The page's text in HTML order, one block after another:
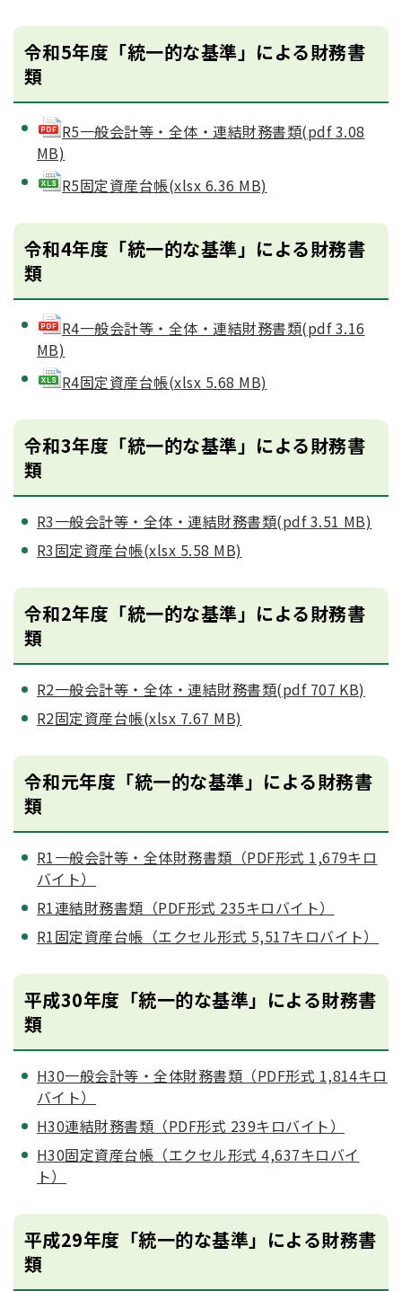
令和5年度「統一的な基準」による財務書
類
R5一般会計等・全体・連結財務書類(pdf 3.08
MB)
R5固定資産台帳(xlsx 6.36 MB)
令和4年度「統一的な基準」による財務書
類
R4一般会計等・全体・連結財務書類(pdf 3.16
MB)
R4固定資産台帳(xlsx 5.68 MB)
令和3年度「統一的な基準」による財務書
類
R3一般会計等・全体・連結財務書類(pdf 3.51 MB)
R3固定資産台帳(xlsx 5.58 MB)
令和2年度「統一的な基準」による財務書
類
R2一般会計等・全体・連結財務書類(pdf 707 KB)
R2固定資産台帳(xlsx 7.67 MB)
令和元年度「統一的な基準」による財務書
類
R1一般会計等・全体財務書類（PDF形式 1,679キロ
バイト）
R1連結財務書類（PDF形式 235キロバイト）
R1固定資産台帳（エクセル形式 5,517キロバイト）
平成30年度「統一的な基準」による財務書
類
H30一般会計等・全体財務書類（PDF形式 1,814キロ
バイト）
H30連結財務書類（PDF形式 239キロバイト）
H30固定資産台帳（エクセル形式 4,637キロバイ
ト）
平成29年度「統一的な基準」による財務書
類